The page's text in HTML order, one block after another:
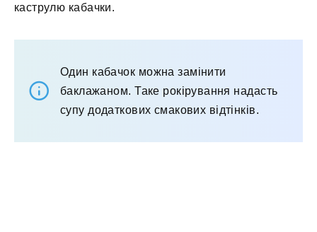
каструлю кабачки.
Один кабачок можна замінити
баклажаном. Таке рокірування надасть
супу додаткових смакових відтінків.